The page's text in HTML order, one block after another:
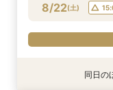
8/22(土)
特典あり
特典あり
衣装試着 特
衣装試着 特
特典あり
衣装試着 特
同日の